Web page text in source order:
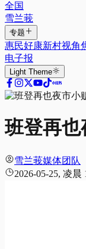
全国
雪兰莪
专题
惠民好康新村视角
电子报
Light Theme
班登再
雪兰莪媒体团队
2026-05-25, 凌晨